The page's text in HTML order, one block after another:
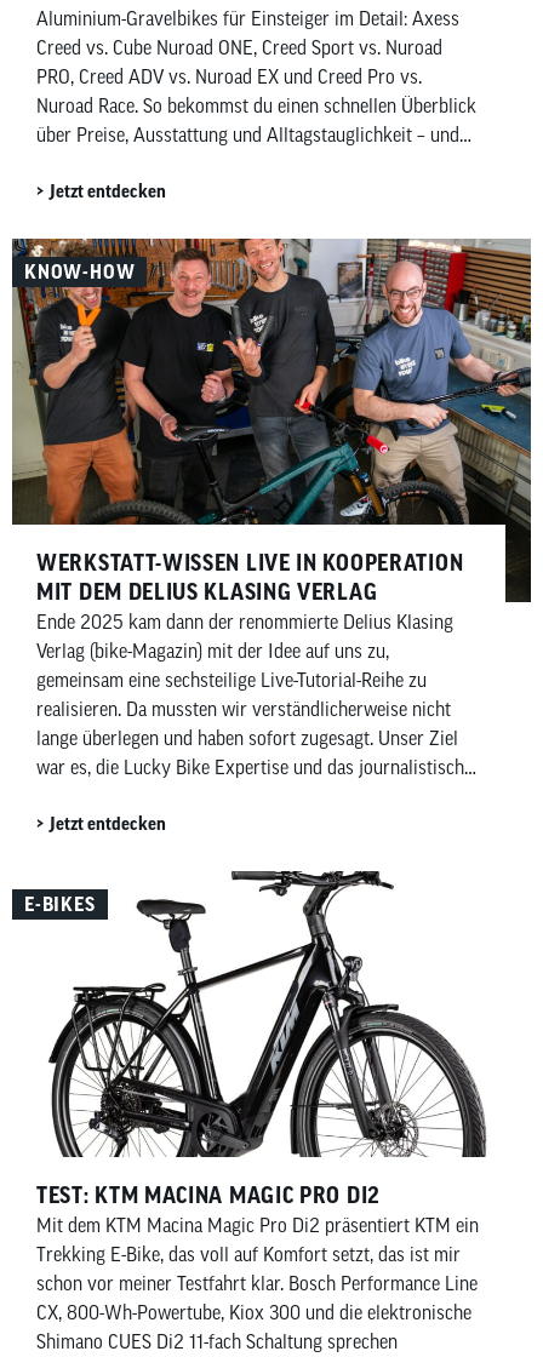
Aluminium-Gravelbikes für Einsteiger im Detail: Axess
Creed vs. Cube Nuroad ONE, Creed Sport vs. Nuroad
PRO, Creed ADV vs. Nuroad EX und Creed Pro vs.
Nuroad Race. So bekommst du einen schnellen Überblick
über Preise, Ausstattung und Alltagstauglichkeit – und
Budget, Fahrstil und Einsatzbereich passt.
Jetzt entdecken
KNOW-HOW
WERKSTATT-WISSEN LIVE IN KOOPERATION
MIT DEM DELIUS KLASING VERLAG
Ende 2025 kam dann der renommierte Delius Klasing
Verlag (bike-Magazin) mit der Idee auf uns zu,
gemeinsam eine sechsteilige Live-Tutorial-Reihe zu
realisieren. Da mussten wir verständlicherweise nicht
lange überlegen und haben sofort zugesagt. Unser Ziel
war es, die Lucky Bike Expertise und das journalistische
direkt in eure Wohnzimmer und privaten Werkstätten zu
Jetzt entdecken
E-BIKES
TEST: KTM MACINA MAGIC PRO DI2
Mit dem KTM Macina Magic Pro Di2 präsentiert KTM ein
Trekking E-Bike, das voll auf Komfort setzt, das ist mir
schon vor meiner Testfahrt klar. Bosch Performance Line
CX, 800-Wh-Powertube, Kiox 300 und die elektronische
Shimano CUES Di2 11-fach Schaltung sprechen